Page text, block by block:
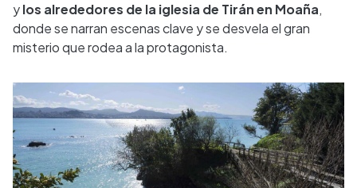
ylos alrededores de la iglesia de Tirán en Moaña,
donde se narran escenas clave y se desvela el gran
misterio que rodea a la protagonista.